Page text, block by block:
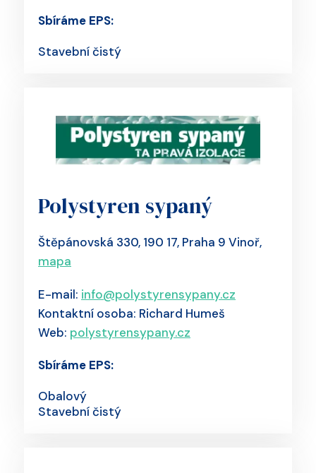
Sbíráme EPS:
Stavební čistý
Polystyren sypaný
Štěpánovská 330, 190 17, Praha 9 Vinoř,
mapa
E-mail: info@polystyrensypany.cz
Kontaktní osoba: Richard Humeš
Web: polystyrensypany.cz
Sbíráme EPS:
Obalový
Stavební čistý